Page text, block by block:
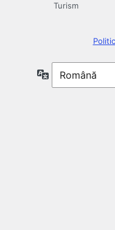
Turism
Limbă